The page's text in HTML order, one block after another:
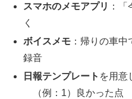
スマホのメモアプリ ：
く
ボイスメモ ：帰りの車
録音
日報テンプレート を用意
（例：1）良かった点